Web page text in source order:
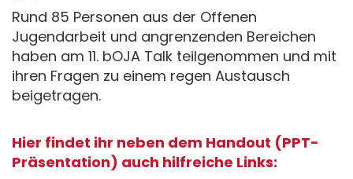
Rund 85 Personen aus der Offenen
Jugendarbeit und angrenzenden Bereichen
haben am 11. bOJA Talk teilgenommen und mit
ihren Fragen zu einem regen Austausch
beigetragen.
Hier findet ihr neben dem Handout (PPT-
Präsentation) auch hilfreiche Links: